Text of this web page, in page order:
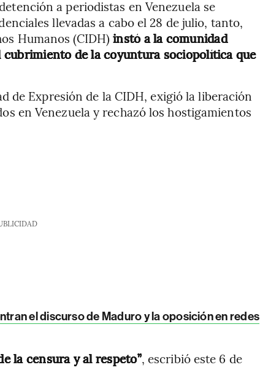
a periodistas en Venezuela se
llevadas a cabo el 28 de julio, tanto,
Humanos (CIDH)instó a la comunidad
de la coyuntura sociopolítica que
de Expresión de la CIDH, exigió la liberación
en Venezuela y rechazó los hostigamientos
el discurso de Maduro y la oposición en redes
la censura y al respeto”, escribió este 6 de